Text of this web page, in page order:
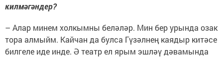
килмәгәндер?
– Алар минем холкымны беләләр. Мин бер урында озак
тора алмыйм. Кайчан да булса Гүзәлнең каядыр китәсе
билгеле иде инде. Ә театр ел ярым эшләү дәвамында